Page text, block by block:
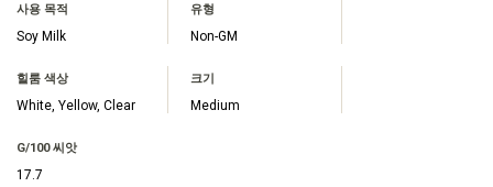
사용 목적
Soy Milk
유형
Non-GM
힐룸 색상
White, Yellow, Clear
크기
Medium
G/100 씨앗
17.7